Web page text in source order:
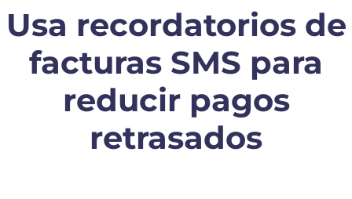
Usa recordatorios de
facturas SMS para
reducir pagos
retrasados